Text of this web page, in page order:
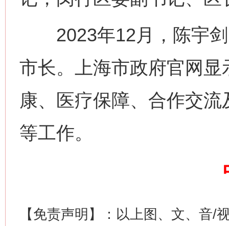
2023年12月，陈宇剑
市长。上海市政府官网
康、医疗保障、合作交
等工作。
【免责声明】：以上图、文、音/
网上购药对药下症？